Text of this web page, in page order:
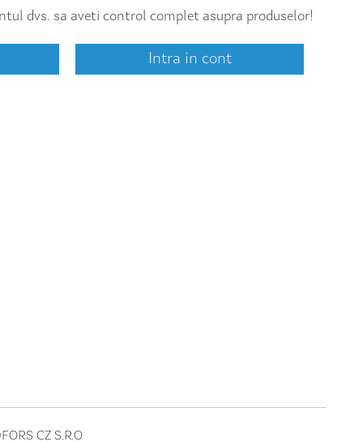
dvs. sa aveti control complet asupra produselor!
Intra in cont
CZ S.R.O